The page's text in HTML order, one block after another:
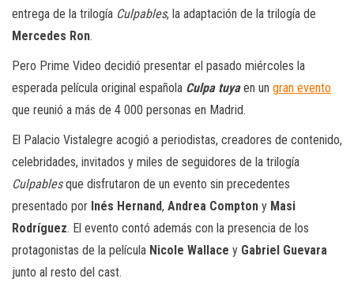
entrega de la trilogía Culpables, la adaptación de la trilogía de
Mercedes Ron.
Pero Prime Video decidió presentar el pasado miércoles la
esperada película original española Culpa tuyaen un gran evento
que reunió a más de 4 000 personas en Madrid.
El Palacio Vistalegre acogió a periodistas, creadores de contenido,
celebridades, invitados y miles de seguidores de la trilogía
Culpablesque disfrutaron de un evento sin precedentes
presentado por Inés Hernand, Andrea Compton y Masi
Rodríguez. El evento contó además con la presencia de los
protagonistas de la película Nicole Wallace y Gabriel Guevara
junto al resto del cast.